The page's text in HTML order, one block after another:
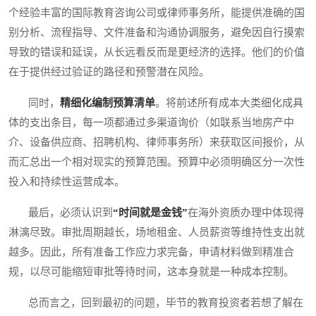
个经验丰富的国际教育咨询公司或律师事务所，能提供准确的国
别分析、流程指导、文件准备和沟通协调服务，避免因自行摸索
导致的错误和延误，从长远看反而是更经济的选择。他们的价值
在于提供经过验证的路径和预警潜在风险。
同时， 精细化编制预算清单。将前述所有成本大类细化成具
体的支出条目，每一项都通过多渠道询价（如联系当地房产中
介、设备供应商、招聘机构、律师事务所）来获取区间报价，从
而汇总出一个相对现实的预算范围。预算中必须明确区分一次性
投入和持续性运营成本。
最后，必须认识到 “时间就是金钱”在海外资质办理中体现得
淋漓尽致。审批周期越长，场地租金、人员薪资等维持性支出就
越多。因此，所有准备工作应力求完备，申请材料做到精准合
规，以尽可能缩短审批等待时间，这本身就是一种成本控制。
总而言之，回到最初的问题，毕节的教育投资者若想了解在